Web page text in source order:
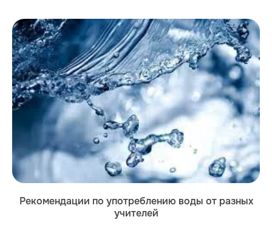
Рекомендации по употреблению воды от разных
учителей